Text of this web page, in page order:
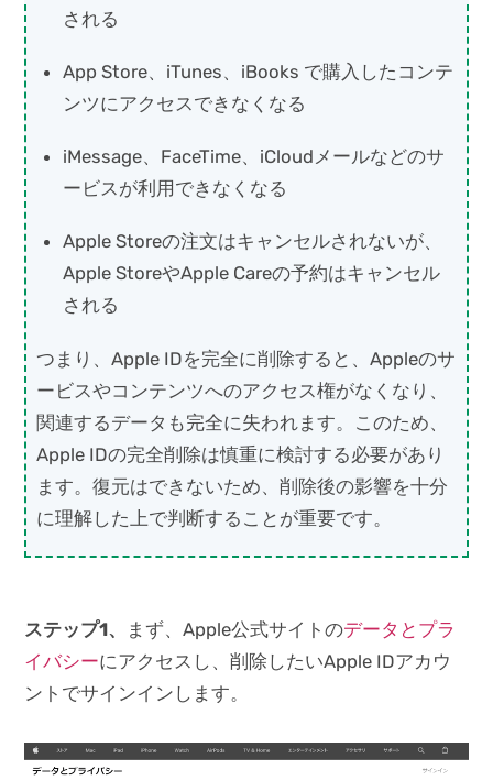
される
App Store、iTunes、iBooks で購入したコンテ
ンツにアクセスできなくなる
iMessage、FaceTime、iCloudメールなどのサ
ービスが利用できなくなる
Apple Storeの注文はキャンセルされないが、
Apple StoreやApple Careの予約はキャンセル
される
つまり、Apple IDを完全に削除すると、Appleのサ
ービスやコンテンツへのアクセス権がなくなり、
関連するデータも完全に失われます。このため、
Apple IDの完全削除は慎重に検討する必要があり
ます。復元はできないため、削除後の影響を十分
に理解した上で判断することが重要です。
ステップ1、 まず、Apple公式サイトのデータとプラ
イバシーにアクセスし、削除したいApple IDアカウ
ントでサインインします。